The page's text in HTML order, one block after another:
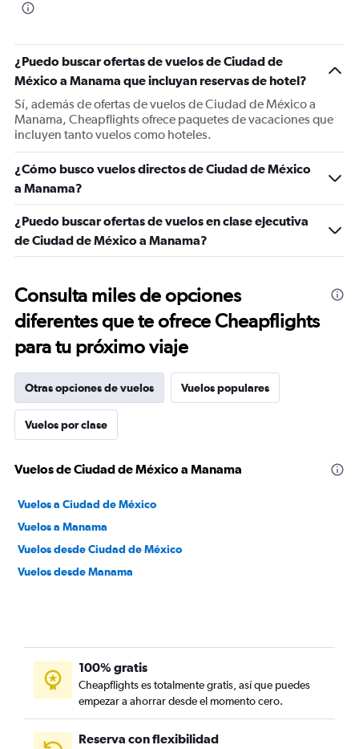
¿Puedo buscar ofertas de vuelos de Ciudad de
México a Manama que incluyan reservas de hotel?
Sí, además de ofertas de vuelos de Ciudad de México a
Manama, Cheapflights ofrece paquetes de vacaciones que
incluyen tanto vuelos como hoteles.
¿Cómo busco vuelos directos de Ciudad de México
a Manama?
¿Puedo buscar ofertas de vuelos en clase ejecutiva
de Ciudad de México a Manama?
Consulta miles de opciones
diferentes que te ofrece Cheapflights
para tu próximo viaje
Otras opciones de vuelos Vuelos populares
Vuelos por clase
Vuelos de Ciudad de México a Manama
Vuelos a Ciudad de México
Vuelos a Manama
Vuelos desde Ciudad de México
Vuelos desde Manama
100% gratis
Cheapflights es totalmente gratis, así que puedes
empezar a ahorrar desde el momento cero.
Reserva con flexibilidad